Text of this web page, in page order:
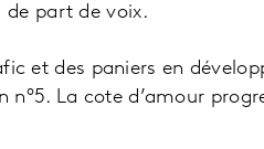
de part de voix.
et des paniers en
n°5. La cote d’amour